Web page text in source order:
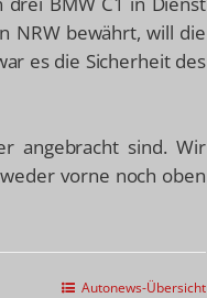
NRW bewährt, will die
es die Sicherheit des
angebracht sind. Wir
vorne noch oben
Autonews-Übersicht